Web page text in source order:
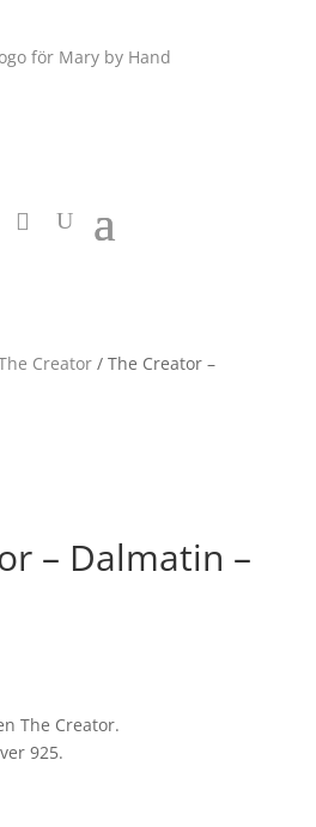
Creator/ The Creator –
– Dalmatin –
The Creator.
925.